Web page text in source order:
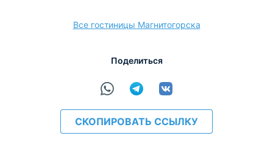
Все гостиницы Магнитогорска
Поделиться
СКОПИРОВАТЬ ССЫЛКУ